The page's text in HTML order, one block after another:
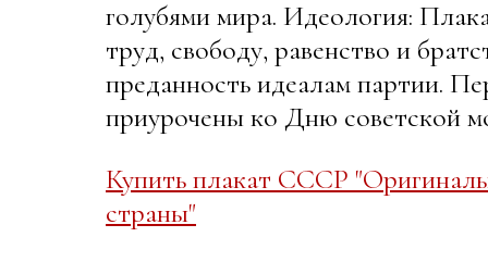
голубями мира. Идеология:
труд, свободу, равенство и
преданность идеалам партии.
приурочены ко Дню советской
Купить плакат СССР
страны"